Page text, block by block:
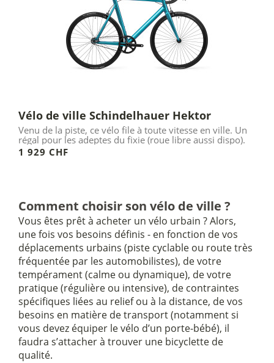
Vélo de ville Schindelhauer Hektor
Venu de la piste, ce vélo file à toute vitesse en ville. Un
régal pour les adeptes du fixie (roue libre aussi dispo).
1 929 CHF
Comment choisir son vélo de ville ?
Vous êtes prêt à acheter un vélo urbain ? Alors,
une fois vos besoins définis - en fonction de vos
déplacements urbains (piste cyclable ou route très
fréquentée par les automobilistes), de votre
tempérament (calme ou dynamique), de votre
pratique (régulière ou intensive), de contraintes
spécifiques liées au relief ou à la distance, de vos
besoins en matière de transport (notamment si
vous devez équiper le vélo d’un porte-bébé), il
faudra s’attacher à trouver une bicyclette de
qualité.